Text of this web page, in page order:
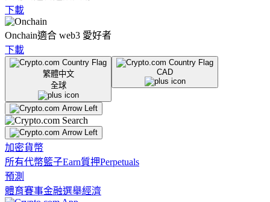
下載
Onchain適合 web3 愛好者
下載
繁體中文
全球
CAD
加密貨幣
所有代幣籃子Earn質押Perpetuals
預測
體育賽事金融選舉經濟